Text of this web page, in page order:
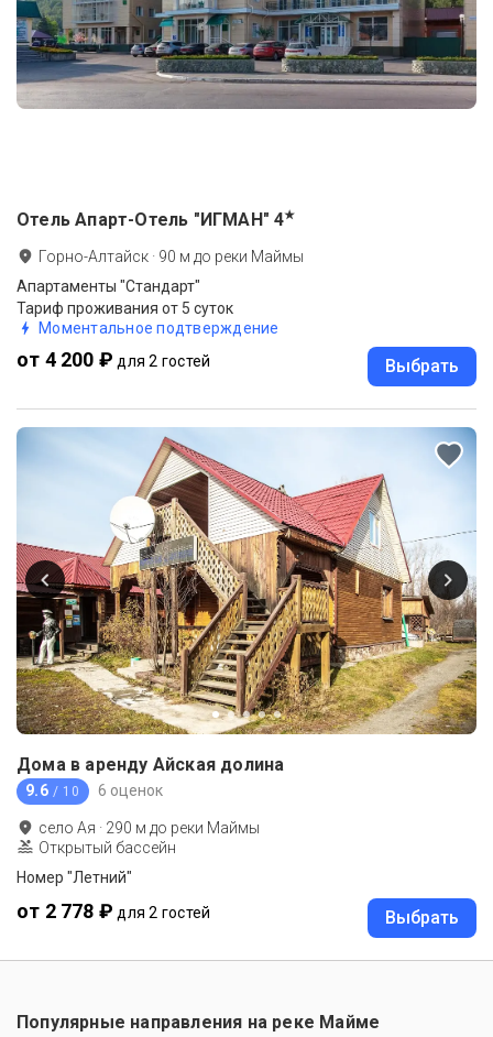
Отель Апарт-Отель "ИГМАН" 4★
Горно-Алтайск · 90 м до реки Маймы
Апартаменты "Стандарт"
Тариф проживания от 5 суток
Моментальное подтверждение
от 4 200 ₽ для 2 гостей Выбрать
Дома в аренду Айская долина
9.6 / 10 6 оценок
село Ая · 290 м до реки Маймы
Открытый бассейн
Номер "Летний"
от 2 778 ₽ для 2 гостей Выбрать
Популярные направления на реке Майме